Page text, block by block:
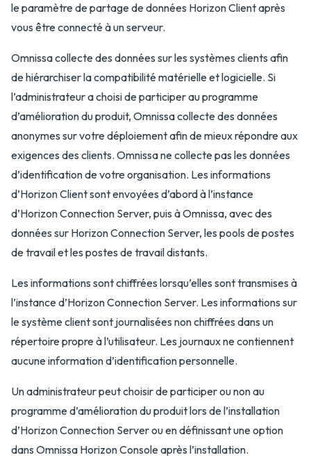
le paramètre de partage de données Horizon Client après
vous être connecté à un serveur.
Omnissa collecte des données sur les systèmes clients afin
de hiérarchiser la compatibilité matérielle et logicielle. Si
l’administrateur a choisi de participer au programme
d’amélioration du produit, Omnissa collecte des données
anonymes sur votre déploiement afin de mieux répondre aux
exigences des clients. Omnissa ne collecte pas les données
d’identification de votre organisation. Les informations
d’Horizon Client sont envoyées d’abord à l’instance
d’Horizon Connection Server, puis à Omnissa, avec des
données sur Horizon Connection Server, les pools de postes
de travail et les postes de travail distants.
Les informations sont chiffrées lorsqu’elles sont transmises à
l’instance d’Horizon Connection Server. Les informations sur
le système client sont journalisées non chiffrées dans un
répertoire propre à l’utilisateur. Les journaux ne contiennent
aucune information d’identification personnelle.
Un administrateur peut choisir de participer ou non au
programme d’amélioration du produit lors de l’installation
d’Horizon Connection Server ou en définissant une option
dans Omnissa Horizon Console après l’installation.